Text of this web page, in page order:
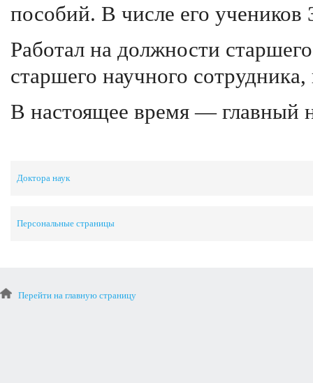
пособий. В числе его учеников
Работал на должности
старшего научного
В настоящее время — главный
Доктора наук
Персональные страницы
Перейти на главную страницу